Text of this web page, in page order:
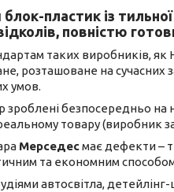
пластик із
повністю
таких виробників,
розташоване на сучасних
умов.
зроблені безпосередньо
товару (виробник
Мерседесмає дефекти –
та економним
автосвітла,